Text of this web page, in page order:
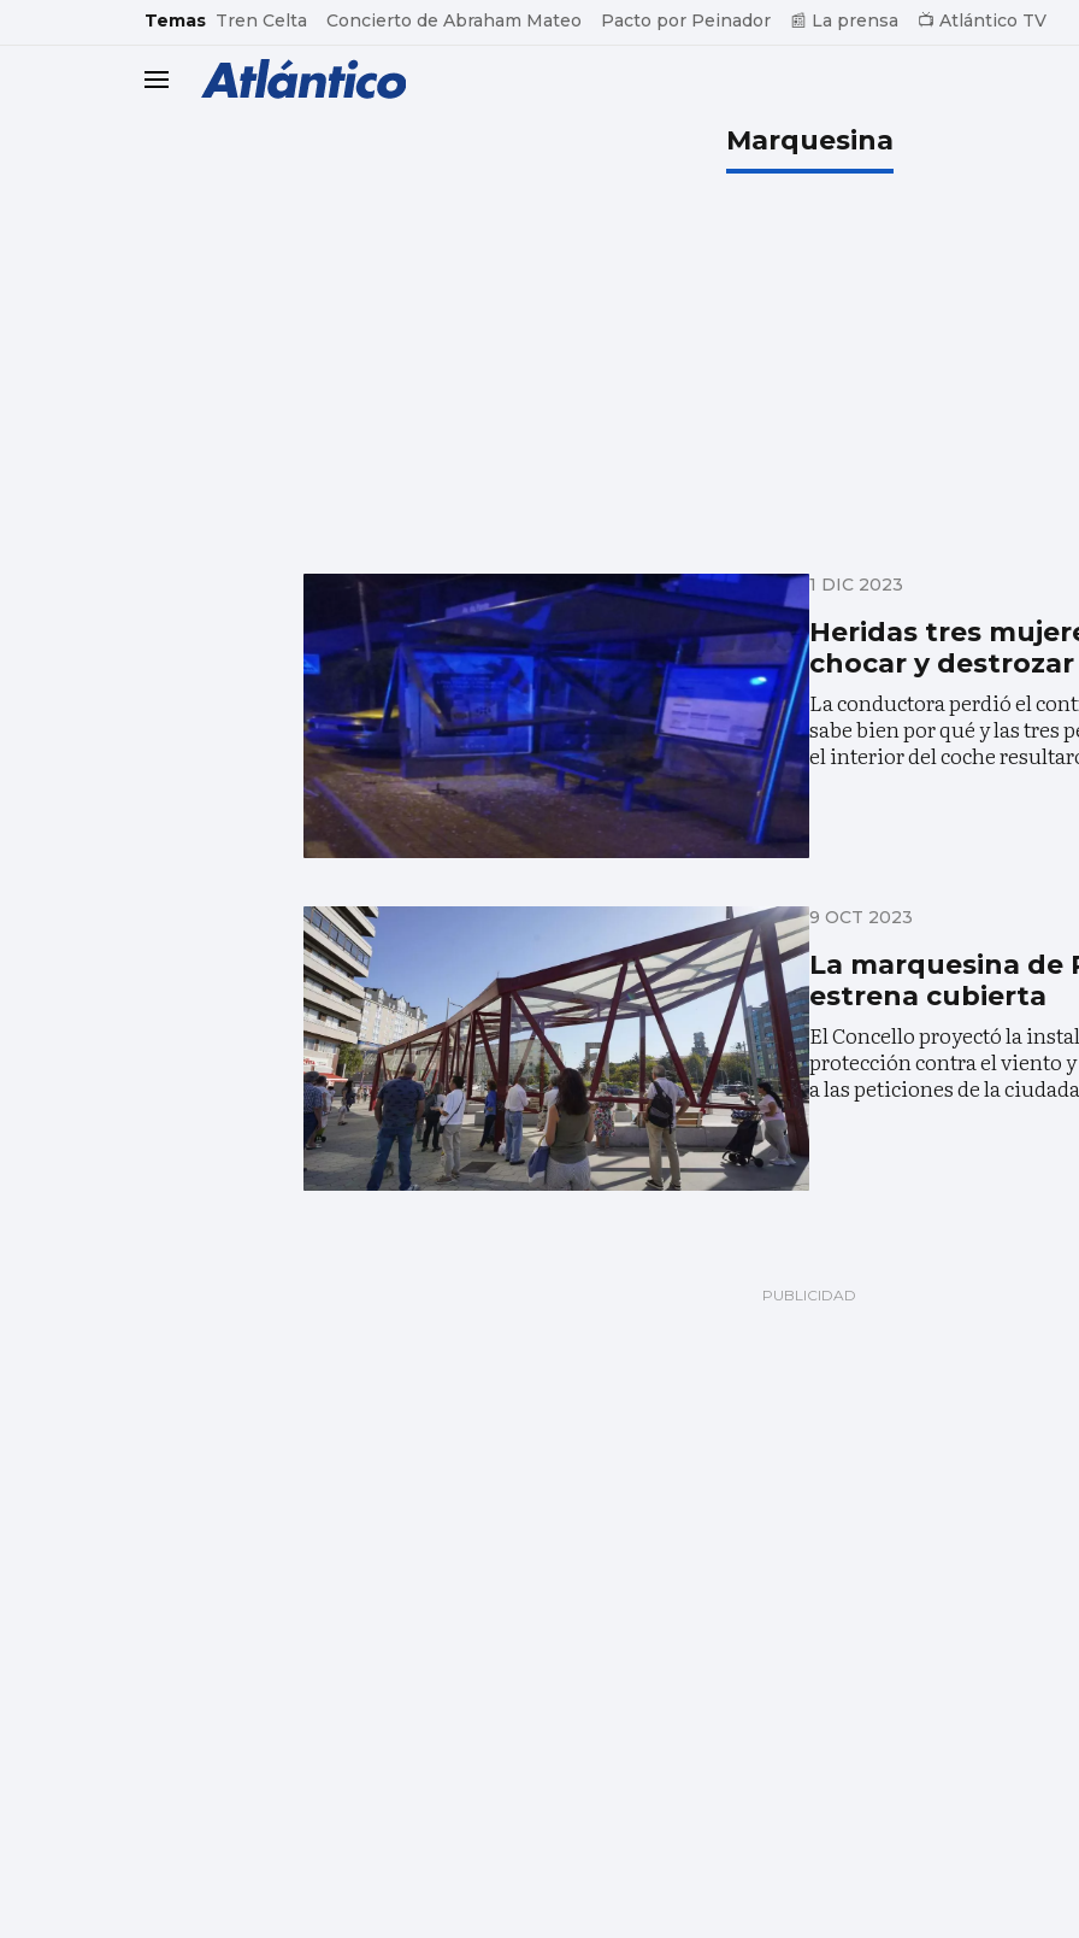
common.go-to-content
Temas Tren Celta Concierto de Abraham Mateo Pacto por Peinador 📰 La prensa 📺 Atlántico TV
header.menu.open
Marquesina
1 DIC 2023
Heridas tres
chocar y
La conductora perdió el
sabe bien por qué y las tres
el interior del coche
9 OCT 2023
La marquesina de
estrena cubierta
El Concello proyectó la
protección contra el viento
a las peticiones de la